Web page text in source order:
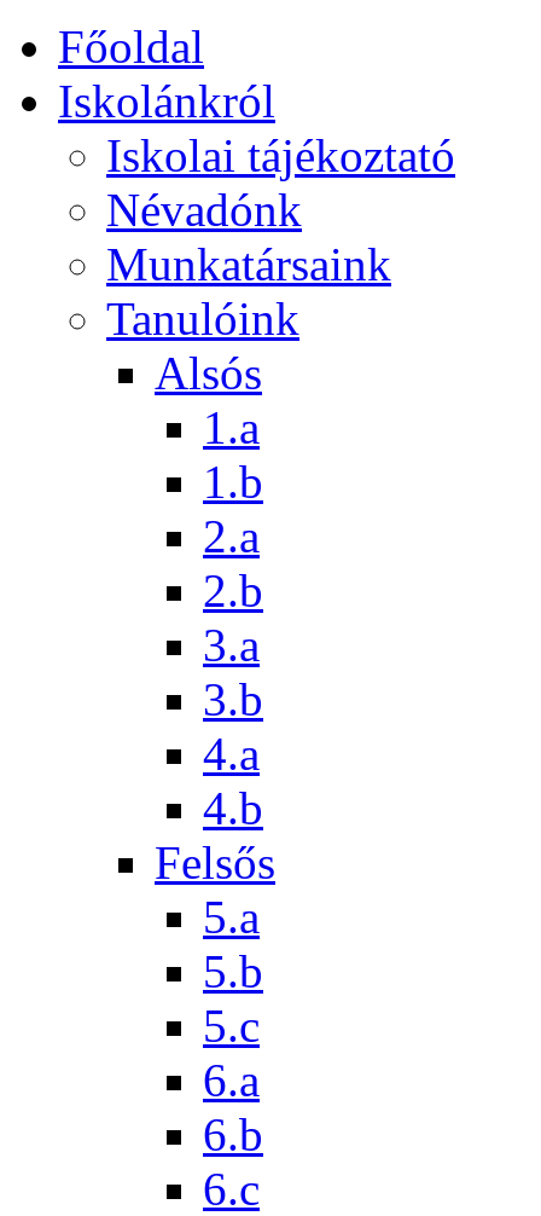
Főoldal
Iskolánkról
Iskolai tájékoztató
Névadónk
Munkatársaink
Tanulóink
Alsós
1.a
1.b
2.a
2.b
3.a
3.b
4.a
4.b
Felsős
5.a
5.b
5.c
6.a
6.b
6.c